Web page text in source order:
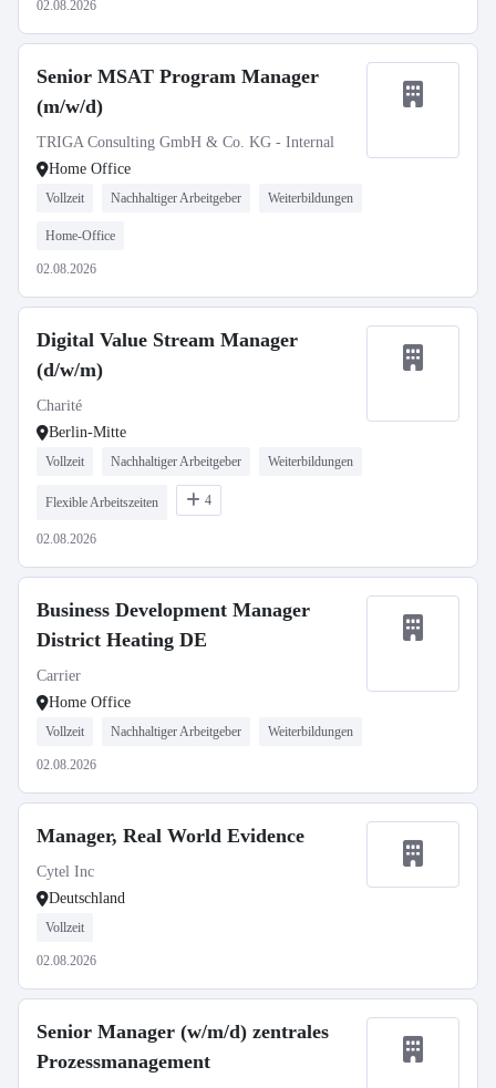
02.08.2026
Senior MSAT Program Manager
(m/w/d)
TRIGA Consulting GmbH & Co. KG - Internal
Home Office
Vollzeit Nachhaltiger Arbeitgeber Weiterbildungen
Home-Office
02.08.2026
Digital Value Stream Manager
(d/w/m)
Charité
Berlin-Mitte
Vollzeit Nachhaltiger Arbeitgeber Weiterbildungen
Flexible Arbeitszeiten 4
02.08.2026
Business Development Manager
District Heating DE
Carrier
Home Office
Vollzeit Nachhaltiger Arbeitgeber Weiterbildungen
02.08.2026
Manager, Real World Evidence
Cytel Inc
Deutschland
Vollzeit
02.08.2026
Senior Manager (w/m/d) zentrales
Prozessmanagement